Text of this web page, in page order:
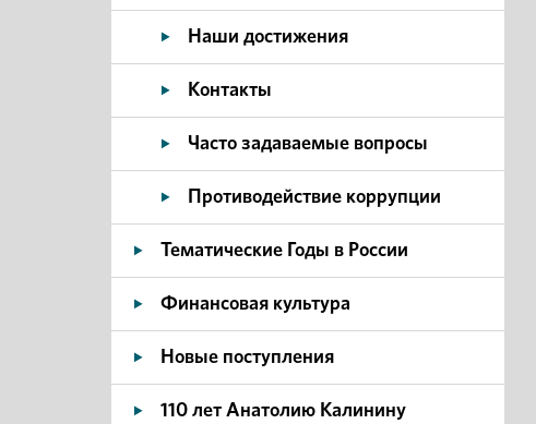
Наши достижения
Контакты
Часто задаваемые вопросы
Противодействие коррупции
Тематические Годы в России
Финансовая культура
Новые поступления
110 лет Анатолию Калинину